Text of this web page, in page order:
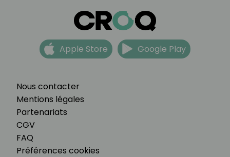
Nous contacter
Mentions légales
Partenariats
CGV
FAQ
Préférences cookies
Apple Store Google Play